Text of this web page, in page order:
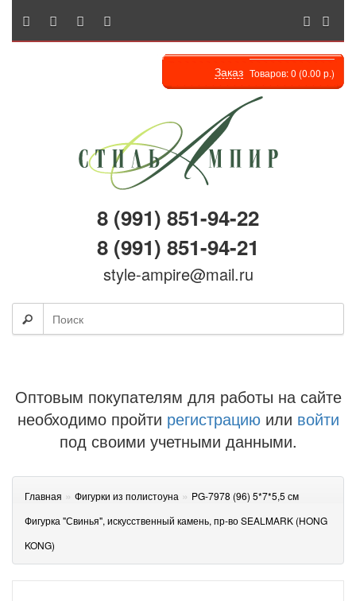
Заказ Товаров: 0 (0.00 р.)
8 (991) 851-94-22
8 (991) 851-94-21
style-ampire@mail.ru
Оптовым покупателям для работы на сайте
необходимо пройти регистрациюили войти
под своими учетными данными.
Главная » Фигурки из полистоуна » PG-7978 (96) 5*7*5,5 см
Фигурка "Свинья", искусственный камень, пр-во SEALMARK (HONG
KONG)